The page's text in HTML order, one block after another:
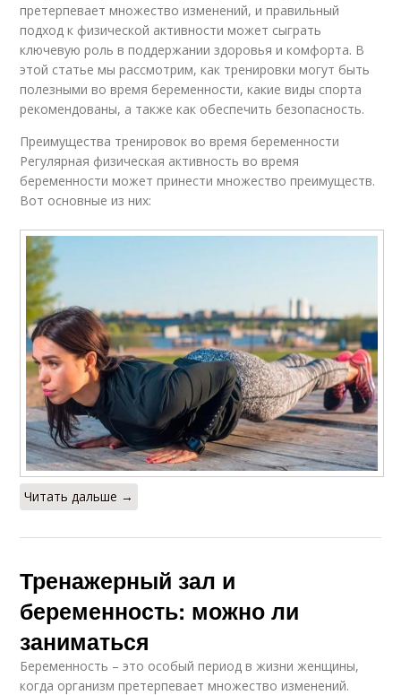
претерпевает множество изменений, и правильный
подход к физической активности может сыграть
ключевую роль в поддержании здоровья и комфорта. В
этой статье мы рассмотрим, как тренировки могут быть
полезными во время беременности, какие виды спорта
рекомендованы, а также как обеспечить безопасность.
Преимущества тренировок во время беременности
Регулярная физическая активность во время
беременности может принести множество преимуществ.
Вот основные из них:
Читать дальше →
Тренажерный зал и
беременность: можно ли
заниматься
Беременность – это особый период в жизни женщины,
когда организм претерпевает множество изменений.